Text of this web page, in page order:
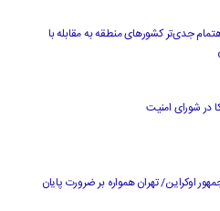
جدی‌تر کشورهای منطقه به مقابله با
در شورای امنیت
اوکراین/ تهران همواره بر ضرورت پایان